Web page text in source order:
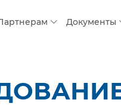
Документы